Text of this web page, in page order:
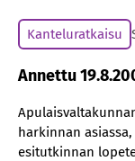
Kanteluratkaisu
Annettu
harkinnan
esitutkinnan